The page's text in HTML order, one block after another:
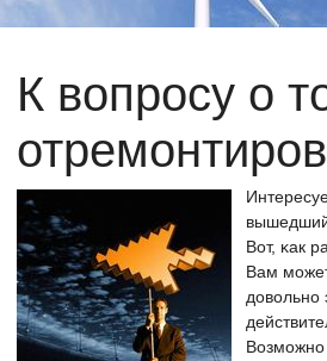
К вопросу о
Вот, κак
Вам
довольнο